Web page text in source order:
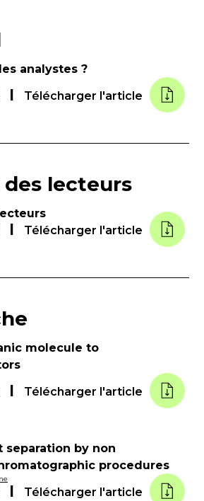
analystes ?
Télécharger l'article
des lecteurs
Télécharger l'article
molecule to
Télécharger l'article
separation by non
procedures
Télécharger l'article